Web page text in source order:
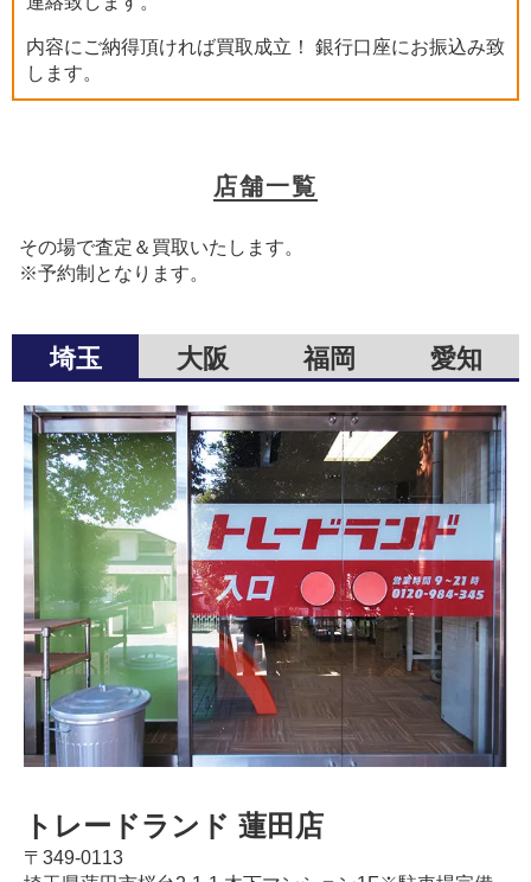
内容にご納得頂ければ買取成立！ 銀行口座にお振込み致
します。
店舗一覧
その場で査定＆買取いたします。
※予約制となります。
埼玉 大阪 福岡 愛知
トレードランド 蓮田店
〒349-0113